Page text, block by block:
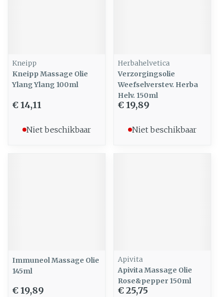
Kneipp
Kneipp Massage Olie
Ylang Ylang 100ml
€ 14,11
Niet beschikbaar
Herbahelvetica
Verzorgingsolie
Weefselverstev. Herba
Helv. 150ml
€ 19,89
Niet beschikbaar
Immuneol Massage Olie
145ml
€ 19,89
Apivita
Apivita Massage Olie
Rose&pepper 150ml
€ 25,75